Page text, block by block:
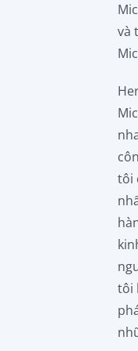
và
tôi
tôi